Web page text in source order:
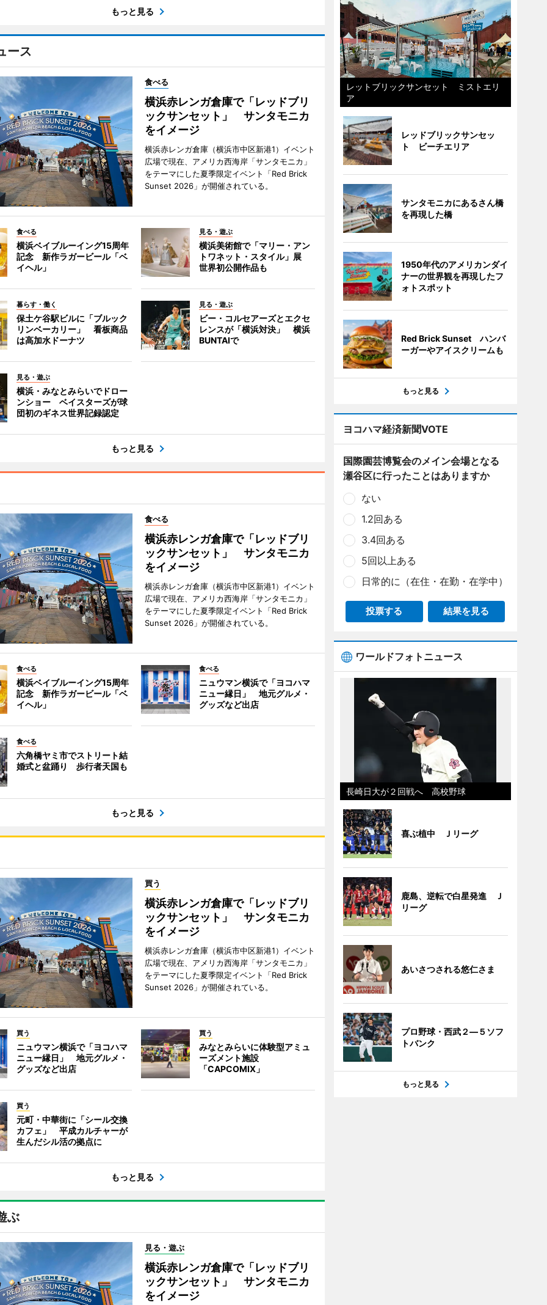
もっと見る
ース
食べる
横浜赤レンガ倉庫で「レッドブリ
ックサンセット」 サンタモニカ
をイメージ
横浜赤レンガ倉庫（横浜市中区新港1）イベント
広場で現在、アメリカ西海岸「サンタモニカ」
をテーマにした夏季限定イベント「Red Brick
Sunset 2026」が開催されている。
食べる
横浜ベイブルーイング15周年
記念 新作ラガービール「ベ
イヘル」
見る・遊ぶ
横浜美術館で「マリー・アン
トワネット・スタイル」展
世界初公開作品も
暮らす・働く
保土ケ谷駅ビルに「ブルック
リンベーカリー」 看板商品
は高加水ドーナツ
見る・遊ぶ
ビー・コルセアーズとエクセ
レンスが「横浜対決」 横浜
BUNTAIで
見る・遊ぶ
横浜・みなとみらいでドロー
ンショー ベイスターズが球
団初のギネス世界記録認定
もっと見る
食べる
横浜赤レンガ倉庫で「レッドブリ
ックサンセット」 サンタモニカ
をイメージ
横浜赤レンガ倉庫（横浜市中区新港1）イベント
広場で現在、アメリカ西海岸「サンタモニカ」
をテーマにした夏季限定イベント「Red Brick
Sunset 2026」が開催されている。
食べる
横浜ベイブルーイング15周年
記念 新作ラガービール「ベ
イヘル」
食べる
ニュウマン横浜で「ヨコハマ
ニュー縁日」 地元グルメ・
グッズなど出店
食べる
六角橋ヤミ市でストリート結
婚式と盆踊り 歩行者天国も
もっと見る
買う
横浜赤レンガ倉庫で「レッドブリ
ックサンセット」 サンタモニカ
をイメージ
横浜赤レンガ倉庫（横浜市中区新港1）イベント
広場で現在、アメリカ西海岸「サンタモニカ」
をテーマにした夏季限定イベント「Red Brick
Sunset 2026」が開催されている。
買う
ニュウマン横浜で「ヨコハマ
ニュー縁日」 地元グルメ・
グッズなど出店
買う
みなとみらいに体験型アミュ
ーズメント施設
「CAPCOMIX」
買う
元町・中華街に「シール交換
カフェ」 平成カルチャーが
生んだシル活の拠点に
もっと見る
ぶ
見る・遊ぶ
横浜赤レンガ倉庫で「レッドブリ
ックサンセット」 サンタモニカ
をイメージ
レットブリックサンセット ミストエリ
ア
レッドブリックサンセッ
ト ビーチエリア
サンタモニカにあるさん橋
を再現した橋
1950年代のアメリカンダイ
ナーの世界観を再現したフ
ォトスポット
Red Brick Sunset ハンバ
ーガーやアイスクリームも
もっと見る
ヨコハマ経済新聞VOTE
国際園芸博覧会のメイン会場となる
瀬谷区に行ったことはありますか
ない
1.2回ある
3.4回ある
5回以上ある
日常的に（在住・在勤・在学中）
投票する 結果を見る
ワールドフォトニュース
長崎日大が２回戦へ 高校野球
喜ぶ植中 Ｊリーグ
鹿島、逆転で白星発進 Ｊ
リーグ
あいさつされる悠仁さま
プロ野球・西武２―５ソフ
トバンク
もっと見る